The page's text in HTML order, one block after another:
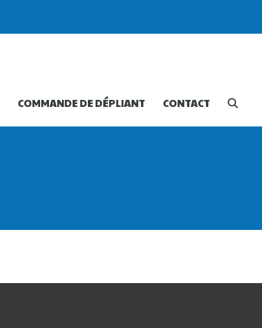
COMMANDE DE DÉPLIANT CONTACT